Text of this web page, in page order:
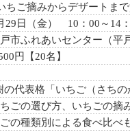
ちご摘みからデザートま
29日（金） 10：00～14
市ふれあいセンター（平
円【20名】
の代表格「いちご（さち
ごの選び方、いちごの摘
ごの種類別による食べ比